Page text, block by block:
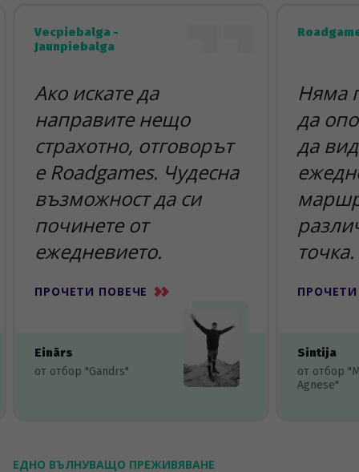
Vecpiebalga -
Jaunpiebalga
Ако искате да
направите нещо
страхотно, отговорът
е Roadgames. Чудесна
възможност да си
починете от
ежедневието.
ПРОЧЕТИ ПОВЕЧЕ
Einārs
от отбор "Gandrs"
Няма
да
да
точка.
Sintija
от отбор
Agnese"
ЕДНО ВЪЛНУВАЩО ПРЕЖИВЯВАНЕ